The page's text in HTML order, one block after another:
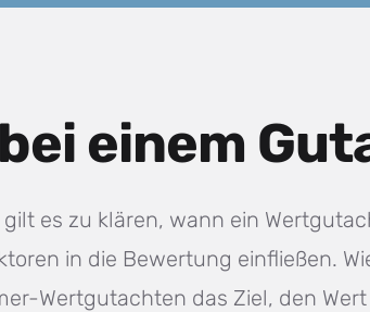
einem
es zu klären, wann ein
in die Bewertung einfließen.
Wertgutachten das Ziel, den